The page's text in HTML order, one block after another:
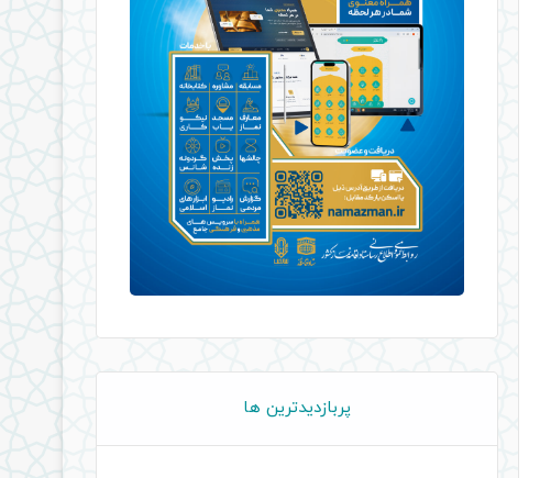
پربازدیدترین ها